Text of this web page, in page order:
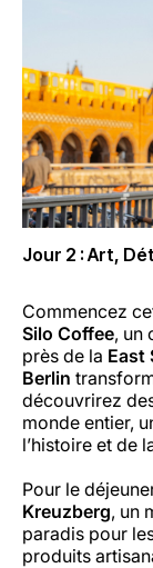
Jour 2 : Art,
Commencez
Silo Coffee, un
près de la East
Berlin
découvrirez
monde entier,
l’histoire et de
Pour le
Kreuzberg, un
paradis pour
produits